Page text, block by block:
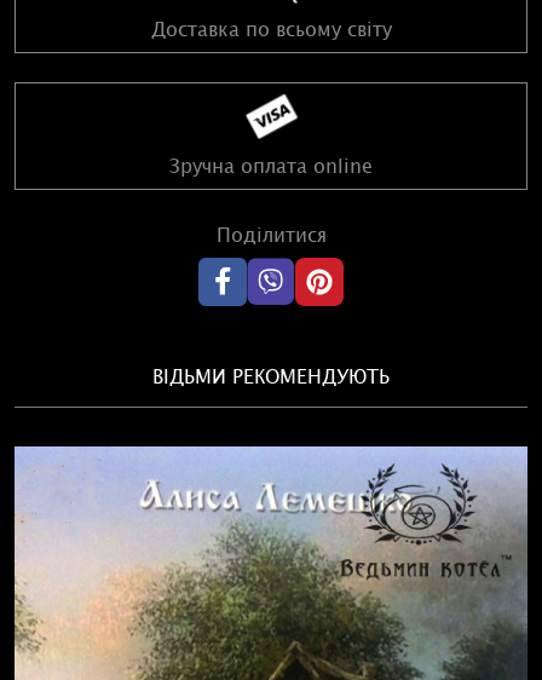
Доставка по всьому світу
Зручна оплата online
Поділитися
ВІДЬМИ РЕКОМЕНДУЮТЬ